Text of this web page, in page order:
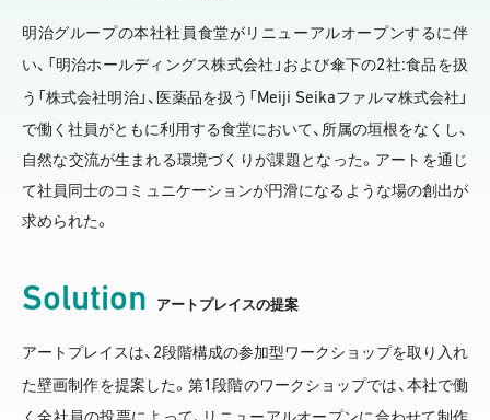
明治グループの本社社員食堂がリニューアルオープンするに伴
い、「明治ホールディングス株式会社」および傘下の2社:食品を扱
う「株式会社明治」、医薬品を扱う「 Meiji Seikaファルマ株式会社」
で働く社員がともに利用する食堂において、所属の垣根をなくし、
自然な交流が生まれる環境づくりが課題となった。アートを通じ
て社員同士のコミュニケーションが円滑になるような場の創出が
求められた。
Solution アートプレイスの提案
アートプレイスは、 2段階構成の参加型ワークショップを取り入れ
た壁画制作を提案した。第1段階のワークショップでは、本社で働